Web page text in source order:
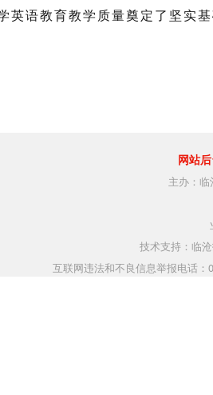
英语教育教学质量奠定了坚实
网站
主办：
技术支持：临
互联网违法和不良信息举报电话